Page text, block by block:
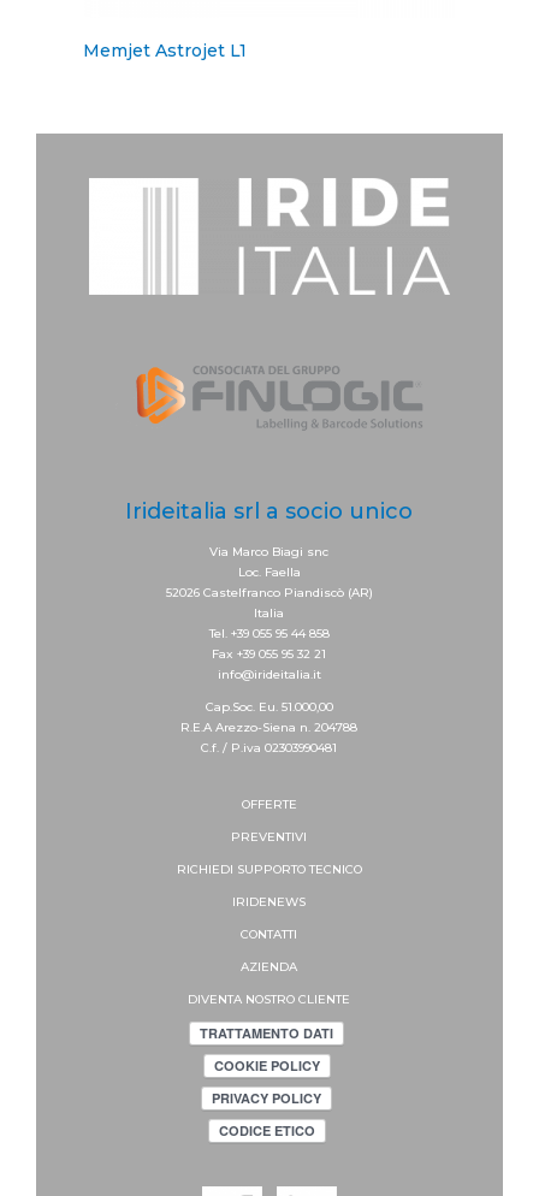
Memjet Astrojet L1
Irideitalia srl a socio unico
Via Marco Biagi snc
Loc. Faella
52026 Castelfranco Piandiscò (AR)
Italia
Tel. +39 055 95 44 858
Fax +39 055 95 32 21
info@irideitalia.it
Cap.Soc. Eu. 51.000,00
R.E.A Arezzo-Siena n. 204788
C.f. / P.iva 02303990481
OFFERTE
PREVENTIVI
RICHIEDI SUPPORTOTECNICO
IRIDENEWS
CONTATTI
AZIENDA
DIVENTA NOSTRO CLIENTE